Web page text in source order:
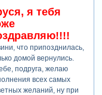
я тебя
что припозднилась,
домой вернулись.
подруга, желаю
всех самых
желаний, ну при